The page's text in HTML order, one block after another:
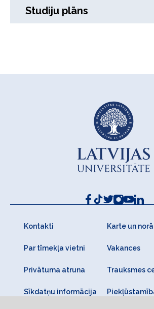
Studiju plāns
Kontakti Karte un
Par tīmekļa vietni Vakances
Privātuma atruna Trauksmes
Sīkdatņu informācija